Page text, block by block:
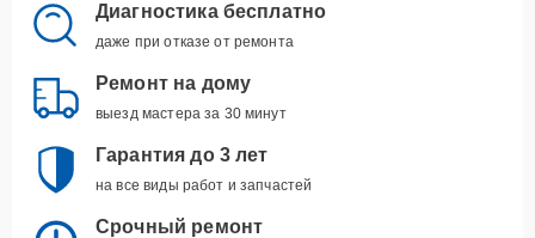
Диагностика бесплатно
даже при отказе от ремонта
Ремонт на дому
выезд мастера за 30 минут
Гарантия до 3 лет
на все виды работ и запчастей
Срочный ремонт